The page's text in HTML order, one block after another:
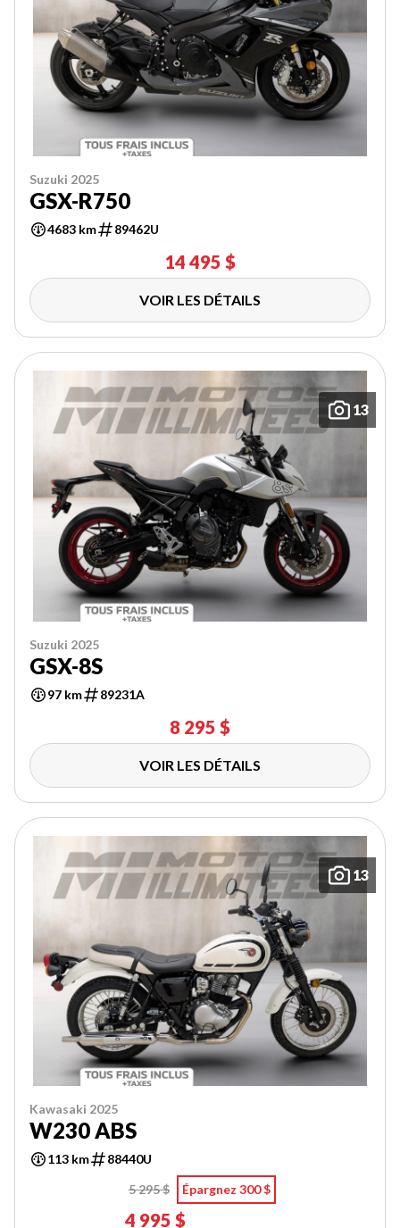
Suzuki 2025
GSX-R750
4683 km 89462U
14 495 $
VOIR LES DÉTAILS
13
Suzuki 2025
GSX-8S
97 km 89231A
8 295 $
VOIR LES DÉTAILS
13
Kawasaki 2025
W230 ABS
113 km
88440U
5 295 $
Épargnez 300 $
4 995 $